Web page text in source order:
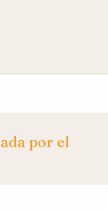
por el